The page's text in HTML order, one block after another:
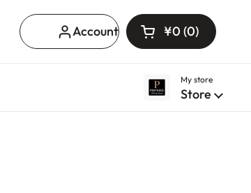
Account Open cart
Shopping Cart
¥0 0
products in
My store
Store